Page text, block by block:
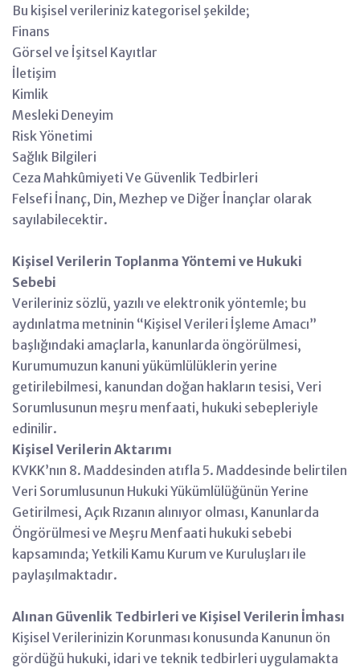
Bu kişisel verileriniz kategorisel şekilde;
Finans
Görsel ve İşitsel Kayıtlar
İletişim
Kimlik
Mesleki Deneyim
Risk Yönetimi
Sağlık Bilgileri
Ceza Mahkûmiyeti Ve Güvenlik Tedbirleri
Felsefi İnanç, Din, Mezhep ve Diğer İnançlar olarak
sayılabilecektir.
Kişisel Verilerin Toplanma Yöntemi ve Hukuki
Sebebi
Verileriniz sözlü, yazılı ve elektronik yöntemle; bu
aydınlatma metninin “Kişisel Verileri İşleme Amacı”
başlığındaki amaçlarla, kanunlarda öngörülmesi,
Kurumumuzun kanuni yükümlülüklerin yerine
getirilebilmesi, kanundan doğan hakların tesisi, Veri
Sorumlusunun meşru menfaati, hukuki sebepleriyle
edinilir.
Kişisel Verilerin Aktarımı
KVKK’nın 8. Maddesinden atıfla 5. Maddesinde belirtilen
Veri Sorumlusunun Hukuki Yükümlülüğünün Yerine
Getirilmesi, Açık Rızanın alınıyor olması, Kanunlarda
Öngörülmesi ve Meşru Menfaati hukuki sebebi
kapsamında; Yetkili Kamu Kurum ve Kuruluşları ile
paylaşılmaktadır.
Alınan Güvenlik Tedbirleri ve Kişisel Verilerin İmhası
Kişisel Verilerinizin Korunması konusunda Kanunun ön
gördüğü hukuki, idari ve teknik tedbirleri uygulamakta